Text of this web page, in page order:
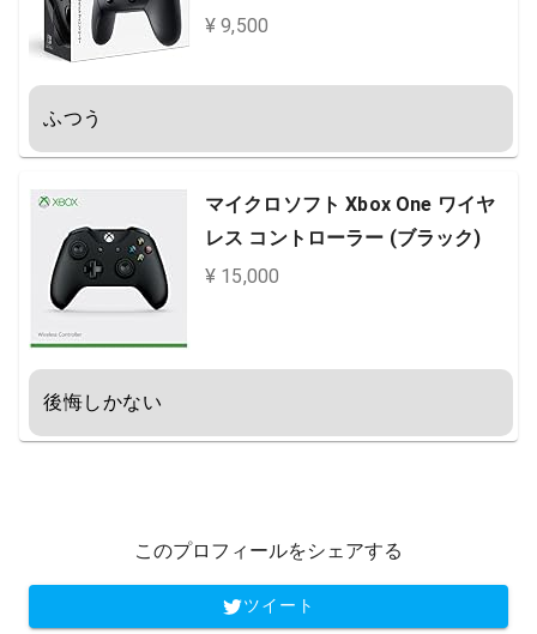
ィックパッド 付
¥ 9,500
ふつう
マイクロソフト Xbox One ワイヤ
レス コントローラー (ブラック)
¥ 15,000
後悔しかない
このプロフィールをシェアする
ツイート